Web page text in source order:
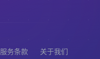
服务条款 关于我们